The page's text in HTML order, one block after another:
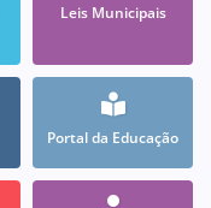
Leis Municipais
Portal da Educação